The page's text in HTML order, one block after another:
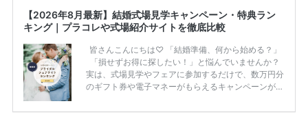
【2026年8月最新】結婚式場見学キャンペーン・特典ラン
キング｜プラコレや式場紹介サイトを徹底比較
皆さんこんにちは♡ 「結婚準備、何から始める？」
「損せずお得に探したい！」と悩んでいませんか？
実は、式場見学やフェアに参加するだけで、数万円分
のギフト券や電子マネーがもらえるキャンペーンがあ
ため、比較せずに選ぶと損をしてしまうことも……。